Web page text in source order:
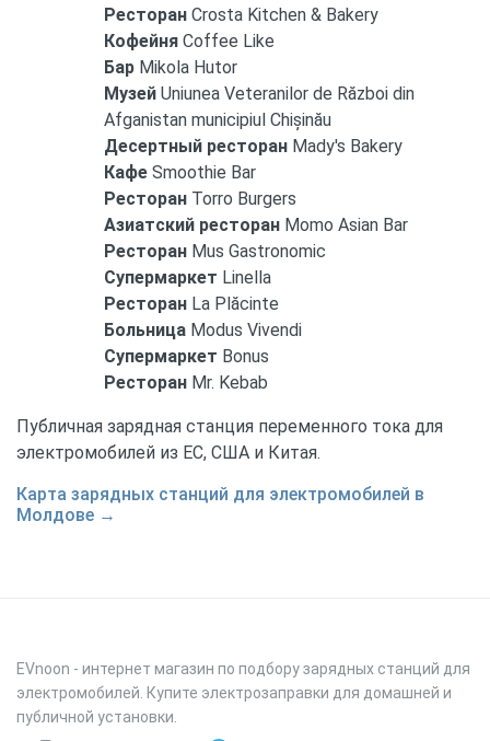
Ресторан Crosta Kitchen & Bakery
Кофейня Coffee Like
Бар Mikola Hutor
Музей Uniunea Veteranilor de Război din
Afganistan municipiul Chișinău
Десертный ресторан Mady's Bakery
Кафе Smoothie Bar
Ресторан Torro Burgers
Азиатский ресторан Momo Asian Bar
Ресторан Mus Gastronomic
Супермаркет Linella
Ресторан La Plăcinte
Больница Modus Vivendi
Супермаркет Bonus
Ресторан Mr. Kebab
Публичная зарядная станция переменного тока для
электромобилей из ЕС, США и Китая.
Карта зарядных станций для электромобилей в
Молдове →
EVnoon - интернет магазин по подбору зарядных станций для
электромобилей. Купите электрозаправки для домашней и
публичной установки.